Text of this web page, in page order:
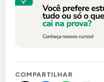
COMPARTILHAR